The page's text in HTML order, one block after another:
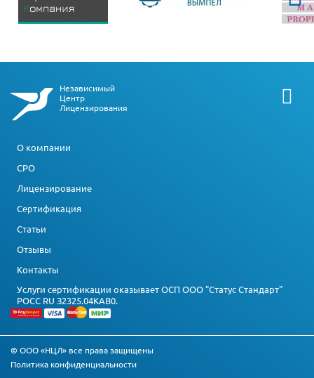
Независимый
Центр
Лицензирования
О компании
СРО
Лицензирование
Сертификация
Статьи
Отзывы
Контакты
Услуги сертификации оказывает ОСП ООО "Статус Стандарт"
РОСС RU З2325.04КАВ0.
© ООО «НЦЛ» все права защищены
Политика конфиденциальности